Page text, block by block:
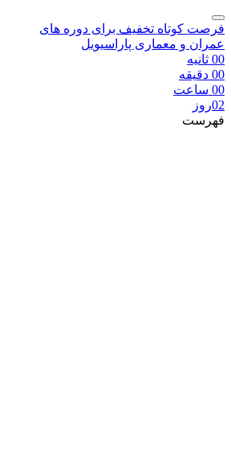
فرصت کوتاه تخفیف برای دوره های
عمران و معماری پاراسیویل
00 ثانیه
00 دقیقه
00 ساعت
02روز
فهرست